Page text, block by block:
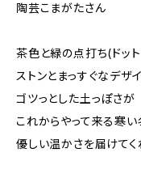
陶芸こまがたさん
茶色と緑の点打ち(ドッ
ストンとまっすぐなデザ
ゴツっとした土っぽさが
これからやって来る寒い
優しい温かさを届けてく